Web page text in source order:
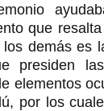
que
demás es
presiden
elementos
por los